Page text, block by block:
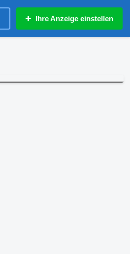
Ihre Anzeige einstellen